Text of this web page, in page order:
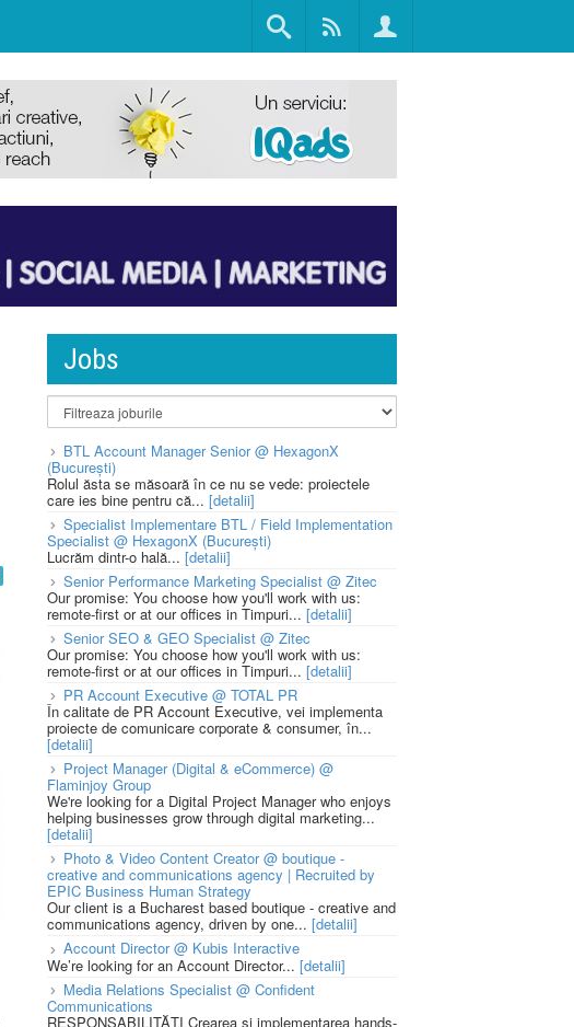
Jobs
BTL Account Manager Senior @ HexagonX
(București)
Rolul ăsta se măsoară în ce nu se vede: proiectele
care ies bine pentru că... [detalii]
Specialist Implementare BTL / Field Implementation
Specialist @ HexagonX (București)
Lucrăm dintr-o hală... [detalii]
Senior Performance Marketing Specialist @ Zitec
Our promise: You choose how you'll work with us:
remote-first or at our offices in Timpuri... [detalii]
Senior SEO & GEO Specialist @ Zitec
Our promise: You choose how you'll work with us:
remote-first or at our offices in Timpuri... [detalii]
PR Account Executive @ TOTAL PR
În calitate de PR Account Executive, vei implementa
proiecte de comunicare corporate & consumer, în...
[detalii]
Project Manager (Digital & eCommerce) @
Flaminjoy Group
We're looking for a Digital Project Manager who enjoys
helping businesses grow through digital marketing...
[detalii]
Photo & Video Content Creator @ boutique -
creative and communications agency | Recruited by
EPIC Business Human Strategy
Our client is a Bucharest based boutique - creative and
communications agency, driven by one... [detalii]
Account Director @ Kubis Interactive
We’re looking for an Account Director... [detalii]
Media Relations Specialist @ Confident
Communications
RESPONSABILITĂȚI Crearea și implementarea hands-